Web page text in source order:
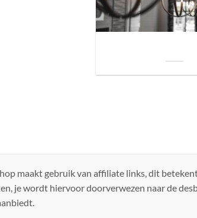
maakt gebruik van affiliate links, dit
je wordt hiervoor doorverwezen naar de